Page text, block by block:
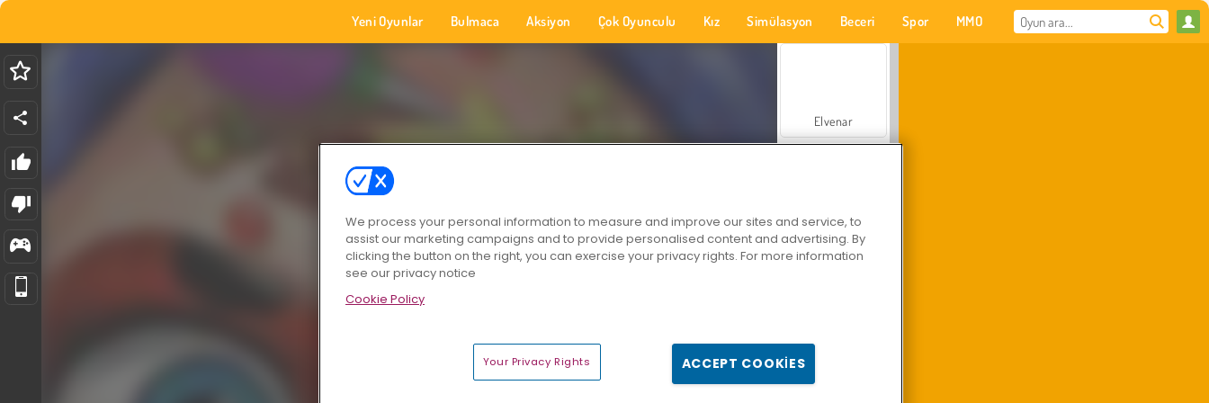
Yeni Oyunlar Bulmaca Aksiyon Çok Oyunculu Kız Simülasyon Beceri Spor MMO
Elvenar
We process your personal information to measure and improve our sites and service, to
assist our marketing campaigns and to provide personalised content and advertising. By
clicking the button on the right, you can exercise your privacy rights. For more information
see our privacy notice
Cookie Policy
Your Privacy Rights ACCEPT COOKIES